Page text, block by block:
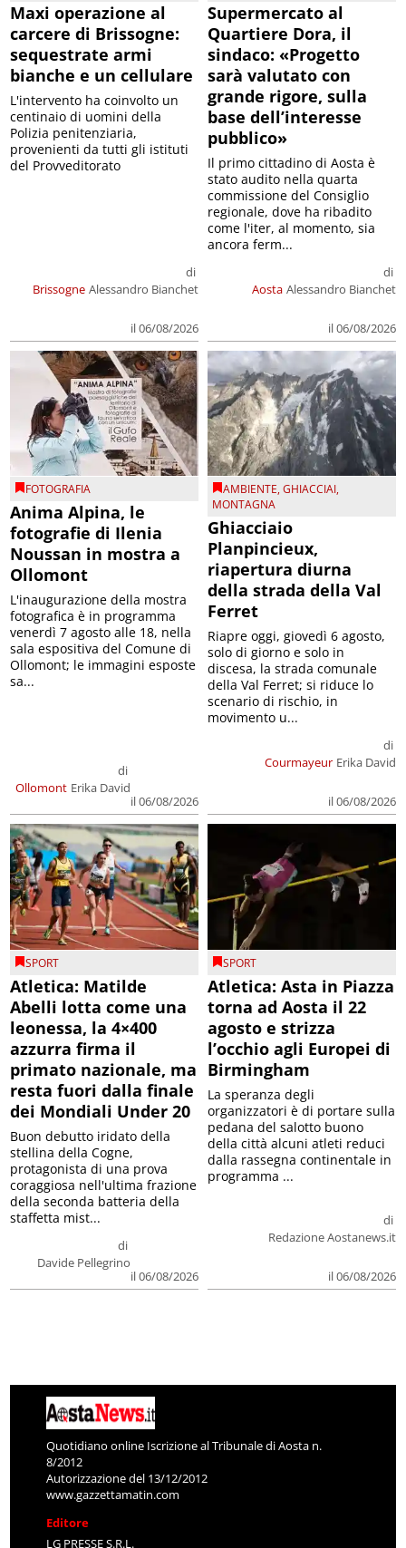
Maxi operazione al
carcere di Brissogne:
sequestrate armi
bianche e un cellulare
Brissogne
di
Alessandro Bianchet
il 06/08/2026
L'intervento ha coinvolto un
centinaio di uomini della
Polizia penitenziaria,
provenienti da tutti gli istituti
del Provveditorato
Supermercato al
Quartiere Dora, il
sindaco: «Progetto
sarà valutato con
grande rigore, sulla
base dell’interesse
pubblico»
Aosta
di
Alessandro Bianchet
il 06/08/2026
Il primo cittadino di Aosta è
stato audito nella quarta
commissione del Consiglio
regionale, dove ha ribadito
come l'iter, al momento, sia
ancora ferm...
FOTOGRAFIA
Anima Alpina, le
fotografie di Ilenia
Noussan in mostra a
Ollomont
Ollomont
di
Erika David
il 06/08/2026
L'inaugurazione della mostra
fotografica è in programma
venerdì 7 agosto alle 18, nella
sala espositiva del Comune di
Ollomont; le immagini esposte
sa...
AMBIENTE,GHIACCIAI,
MONTAGNA
Ghiacciaio
Planpincieux,
riapertura diurna
della strada della Val
Ferret
Courmayeur
di
Erika David
il 06/08/2026
Riapre oggi, giovedì 6 agosto,
solo di giorno e solo in
discesa, la strada comunale
della Val Ferret; si riduce lo
scenario di rischio, in
movimento u...
SPORT
Atletica: Matilde
Abelli lotta come una
leonessa, la 4×400
azzurra firma il
primato nazionale, ma
resta fuori dalla finale
dei Mondiali Under 20
di
Davide Pellegrino
il 06/08/2026
Buon debutto iridato della
stellina della Cogne,
protagonista di una prova
coraggiosa nell'ultima frazione
della seconda batteria della
staffetta mist...
SPORT
Atletica: Asta in Piazza
torna ad Aosta il 22
agosto e strizza
l’occhio agli Europei di
Birmingham
di
Redazione Aostanews.it
il 06/08/2026
La speranza degli
organizzatori è di portare sulla
pedana del salotto buono
della città alcuni atleti reduci
dalla rassegna continentale in
programma ...
Quotidiano online Iscrizione al Tribunale di Aosta n.
8/2012
Autorizzazione del 13/12/2012
www.gazzettamatin.com
Editore
LG PRESSE S.R.L.